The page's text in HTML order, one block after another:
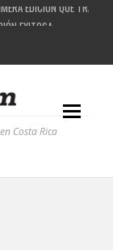
EXITOSA
LA CALIDAD DE
WORKSHOP
Costa Rica